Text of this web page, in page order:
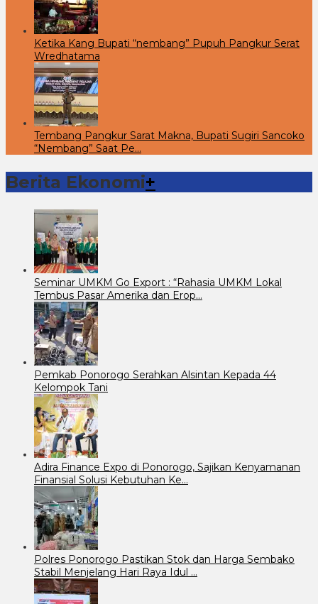
Ketika Kang Bupati “nembang” Pupuh Pangkur Serat
Wredhatama
Tembang Pangkur Sarat Makna, Bupati Sugiri Sancoko
“Nembang” Saat Pe…
Berita Ekonomi+
Seminar UMKM Go Export : “Rahasia UMKM Lokal
Tembus Pasar Amerika dan Erop…
Pemkab Ponorogo Serahkan Alsintan Kepada 44
Kelompok Tani
Adira Finance Expo di Ponorogo, Sajikan Kenyamanan
Finansial Solusi Kebutuhan Ke…
Polres Ponorogo Pastikan Stok dan Harga Sembako
Stabil Menjelang Hari Raya Idul …